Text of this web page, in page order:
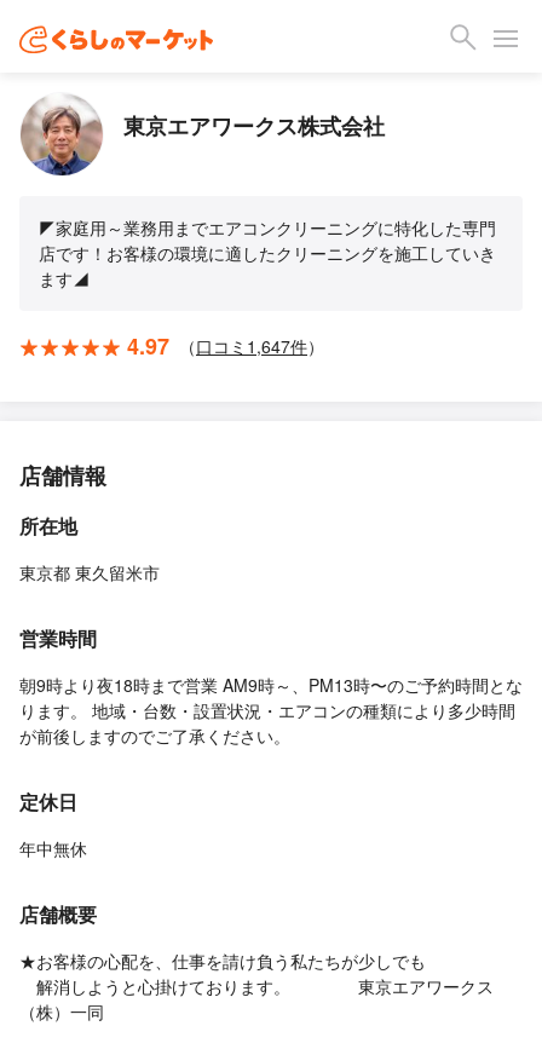
東京エアワークス株式会社
◤家庭用～業務用までエアコンクリーニングに特化した専門
店です！お客様の環境に適したクリーニングを施工していき
ます◢
4.97 （口コミ 1,647件）
店舗情報
所在地
東京都 東久留米市
営業時間
朝9時より夜18時まで営業 AM9時～、PM13時〜のご予約時間とな
ります。 地域・台数・設置状況・エアコンの種類により多少時間
が前後しますのでご了承ください。
定休日
年中無休
店舗概要
★お客様の心配を、仕事を請け負う私たちが少しでも
解消しようと心掛けております。 東京エアワークス
（株）一同